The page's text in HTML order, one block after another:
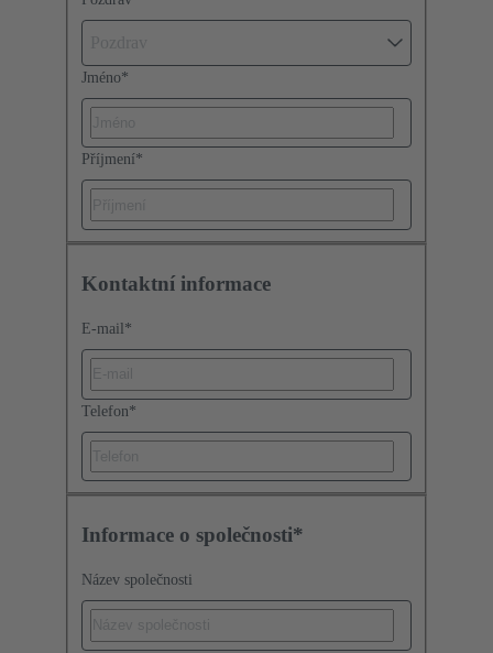
Jméno*
Příjmení*
Kontaktní informace
E-mail *
Telefon*
Informace o společnosti*
Název společnosti